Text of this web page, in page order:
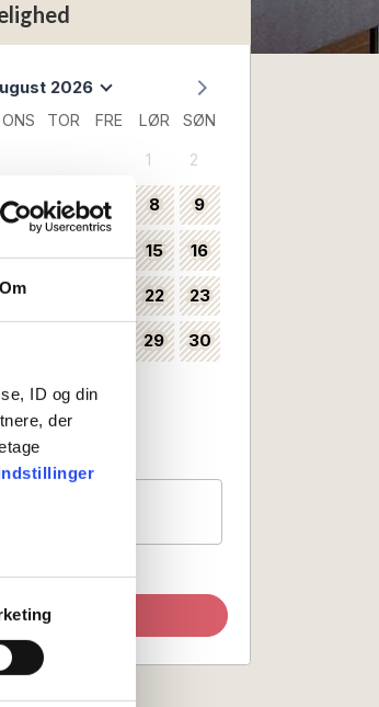
Om
ID og din
der
2026
ONS TOR FRE LØR SØN
1 2
5 6 7 8 9
15 16
19 22 23
29 30
ankomstdag
søgning